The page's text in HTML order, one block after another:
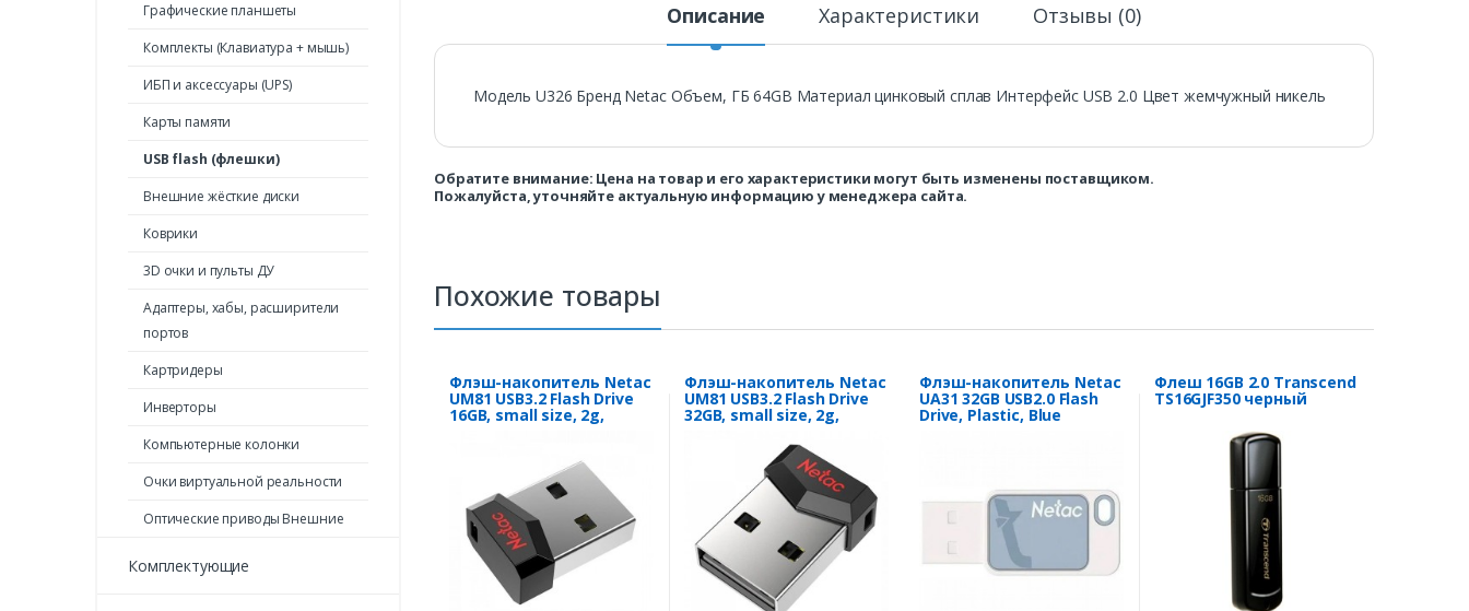
Графические планшеты
Комплекты (Клавиатура + мышь)
ИБП и аксессуары (UPS)
Карты памяти
USB flash (флешки)
Внешние жёсткие диски
Коврики
3D очки и пульты ДУ
Адаптеры, хабы, расширители
портов
Картридеры
Инверторы
Компьютерные колонки
Очки виртуальной реальности
Оптические приводы Внешние
Комплектующие
Описание Характеристики Отзывы (0)
Модель U326 Бренд Netac Объем, ГБ 64GB Материал цинковый сплав Интерфейс USB 2.0 Цвет жемчужный никель
Обратите внимание: Цена на товар и его характеристики могут быть изменены поставщиком.
Пожалуйста, уточняйте актуальную информацию у менеджера сайта.
Похожие товары
Флэш-накопитель Netac
UM81 USB3.2 Flash Drive
16GB, small size, 2g,
Флэш-накопитель Netac
UM81 USB3.2 Flash Drive
32GB, small size, 2g,
Флэш-накопитель Netac
UA31 32GB USB2.0 Flash
Drive, Plastic, Blue
Флеш 16GB 2.0 Transcend
TS16GJF350 черный